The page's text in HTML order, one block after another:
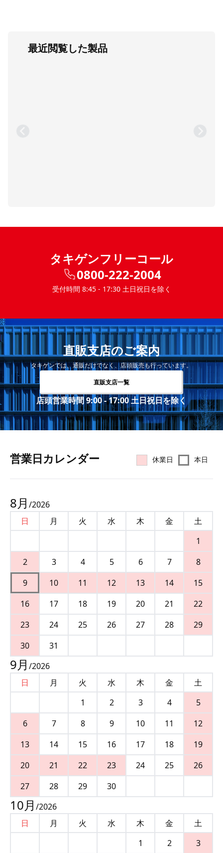
最近閲覧した製品
タキゲンフリーコール
0800-222-2004
受付時間 8:45 - 17:30 土日祝日を除く
直販支店のご案内
タキゲンでは、通販だけでなく、店頭販売も行っています。
直販支店一覧
店頭営業時間 9:00 - 17:00 土日祝日を除く
営業⽇カレンダー 休業日 本日
8月 /2026
日
月 火 水 木 金
土
1
2
3 4 5 6 7
8
9
10 11 12 13 14
15
16
17 18 19 20 21
22
23
24 25 26 27 28
29
30
31
9月 /2026
日
月 火 水 木 金
土
1
2 3 4
5
6
7 8 9 10 11
12
13
14 15 16 17 18
19
20
21 22 23 24 25
26
27
28 29 30
10月 /2026
日
月 火 水 木 金
土
1
2
3